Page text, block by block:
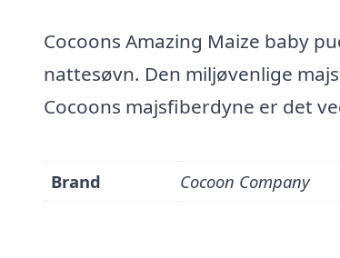
Cocoons Amazing Maize baby
nattesøvn. Den miljøvenlige
Cocoons majsfiberdyne er det
Brand Cocoon Company